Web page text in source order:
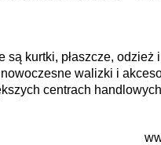
są kurtki, płaszcze,
walizki i
centrach